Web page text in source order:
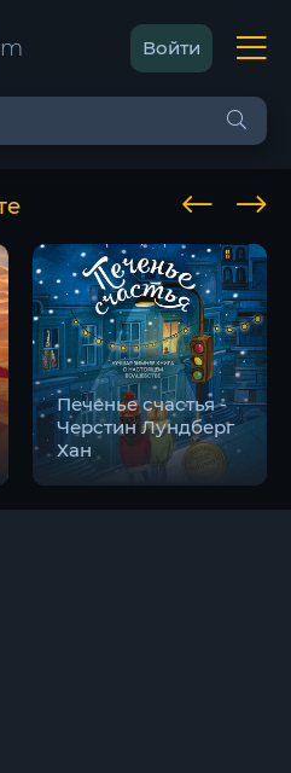
Войти
Печенье счастья -
Черстин Лундберг
Хан